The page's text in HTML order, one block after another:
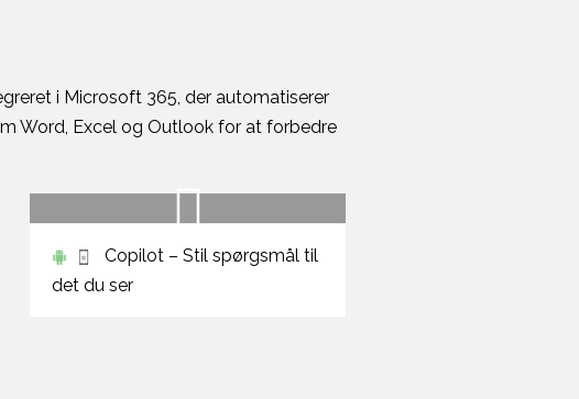
i Microsoft 365, der automatiserer
Word, Excel og Outlook for at forbedre
Copilot – Stil spørgsmål til
det du ser